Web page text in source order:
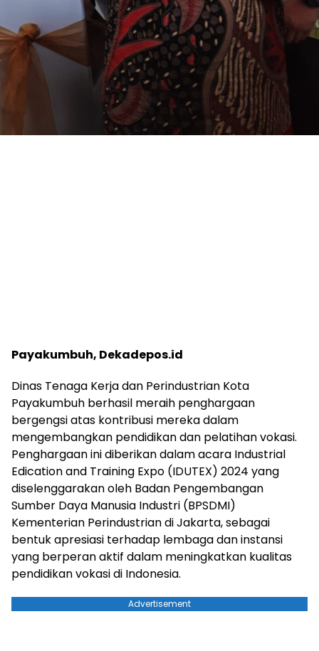
Payakumbuh, Dekadepos.id
Dinas Tenaga Kerja dan Perindustrian Kota
Payakumbuh berhasil meraih penghargaan
bergengsi atas kontribusi mereka dalam
mengembangkan pendidikan dan pelatihan vokasi.
Penghargaan ini diberikan dalam acara Industrial
Edication and Training Expo (IDUTEX) 2024 yang
diselenggarakan oleh Badan Pengembangan
Sumber Daya Manusia Industri (BPSDMI)
Kementerian Perindustrian di Jakarta, sebagai
bentuk apresiasi terhadap lembaga dan instansi
yang berperan aktif dalam meningkatkan kualitas
pendidikan vokasi di Indonesia.
Advertisement